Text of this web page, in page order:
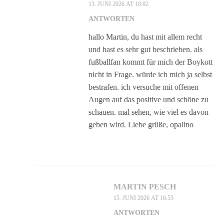
13. JUNI 2026 AT 18:02
ANTWORTEN
hallo Martin, du hast mit allem recht
und hast es sehr gut beschrieben. als
fußballfan kommt für mich der Boykott
nicht in Frage. würde ich mich ja selbst
bestrafen. ich versuche mit offenen
Augen auf das positive und schöne zu
schauen. mal sehen, wie viel es davon
geben wird. Liebe grüße, opalino
MARTIN PESCH
15. JUNI 2026 AT 16:53
ANTWORTEN